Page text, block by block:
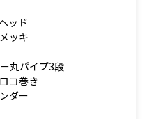
ッド
ッキ
丸パイプ3段
コ巻き
ダー